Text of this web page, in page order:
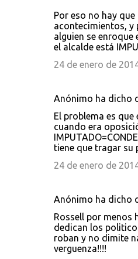
Por eso no hay
acontecimientos, y
alguien se enroque
el alcalde está
24 de enero de
Anónimo ha dicho
El problema es
cuando era
tiene que tragar su
24 de enero de
Anónimo ha dicho
Rossell por menos
dedican los
roban y no dimite
verguenza!!!!